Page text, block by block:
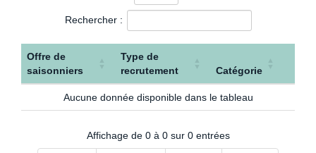
offres
Rechercher :
Offre de
saisonniers
Type de
recrutement
Catégorie
Aucune donnée disponible dans le tableau
Affichage de 0 à 0 sur 0 entrées